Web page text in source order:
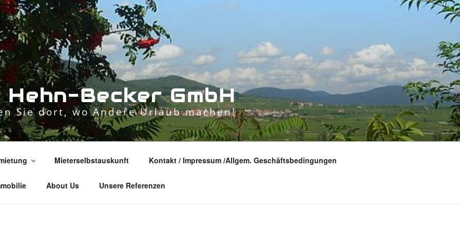
Hehn-Becker GmbH
Sie dort, wo Andere Urlaub machen!
Mieterselbstauskunft Kontakt / Impressum /Allgem. Geschäftsbedingungen
About Us Unsere Referenzen